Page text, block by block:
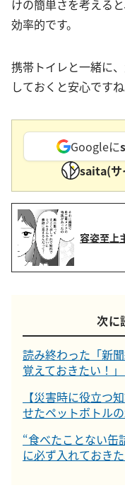
けの簡単さを考える
効率的です。
携帯トイレと一緒に
しておくと安心ですね
Googleに
saita(サ
容姿至上
次に
読み終わった「新
覚えておきたい！
【災害時に役立つ
せたペットボトル
“食べたことない缶
に必ず入れておき